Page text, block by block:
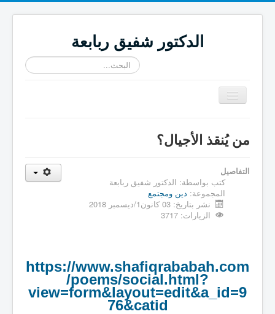
الدكتور شفيق ربابعة
البحث...
تبديل
المتصفح
من يُنقذ الأجيال؟
التفاصيل
كتب بواسطة: الدكتور شفيق ربابعة
المجموعة: دين ومجتمع
نشر بتاريخ: 03 كانون1/ديسمبر 2018
الزيارات: 3717
https://www.shafiqrababah.com
/poems/social.html?
view=form&layout=edit&a_id=9
76&catid